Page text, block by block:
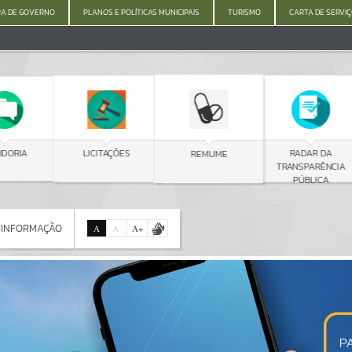
DE GOVERNO PLANOS E POLÍTICAS MUNICIPAIS TURISMO CARTA DE
LICITAÇÕES REMUME RADAR DA
TRANSPARÊNCIA
PÚBLICA
Por favor, aguarde...
A A- A+